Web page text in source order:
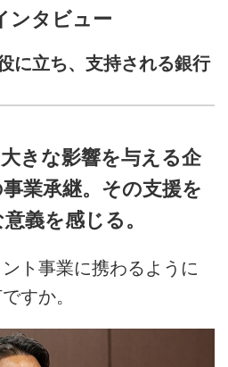
タビュー
に立ち、支持される銀行
きな影響を与える企
業承継。その支援を
義を感じる。
ト事業に携わるように
すか。